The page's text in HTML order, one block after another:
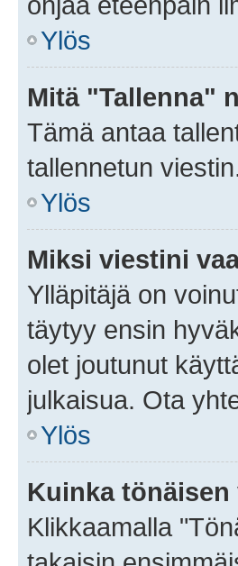
Ylös
Mitä "Tallenna"
Tämä antaa
tallennetun
Ylös
Miksi viestini
Ylläpitäjä on
täytyy ensin
olet joutunut
julkaisua. Ota
Ylös
Kuinka
Klikkaamalla